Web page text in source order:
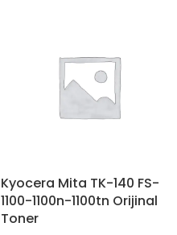
Kyocera Mita TK-140 FS-
1100-1100n-1100tn Orijinal
Toner